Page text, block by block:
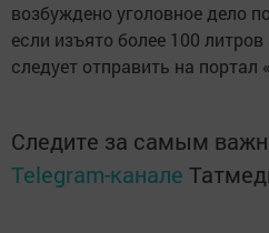
возбуждено уголовное дело
если изъято более 100
следует отправить на
Следите за самым
Telegram-канале